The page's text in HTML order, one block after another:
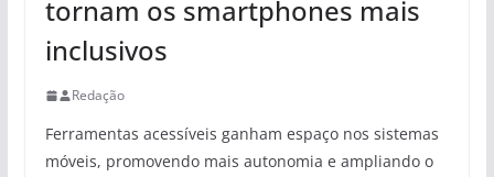
tornam os smartphones mais
inclusivos
Redação
Ferramentas acessíveis ganham espaço nos sistemas
móveis, promovendo mais autonomia e ampliando o